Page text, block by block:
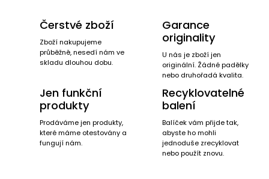
Čerstvé zboží
Zboží nakupujeme
průběžně, nesedí nám ve
skladu dlouhou dobu.
Garance
originality
U nás je zboží jen
originální. Žádné padělky
nebo druhořadá kvalita.
Jen funkční
produkty
Prodáváme jen produkty,
které máme otestovány a
fungují nám.
Recyklovatelné
balení
Balíček vám přijde tak,
abyste ho mohli
jednoduše zrecyklovat
nebo použít znovu.